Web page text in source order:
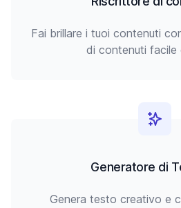
Fai brillare i tuoi contenuti
di contenuti facile
Generatore di
Genera testo creativo e